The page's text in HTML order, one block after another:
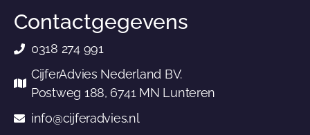
Contactgegevens
0318 274 991
CijferAdvies Nederland BV.
Postweg 188, 6741 MN Lunteren
info@cijferadvies.nl